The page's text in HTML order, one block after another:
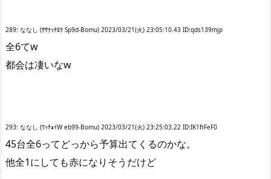
289: ななし (ｻｻｸｯﾃﾛﾗ Sp9d-Bomu) 2023/03/21(火) 23:05:10.43 ID:qds139mjp
全6てw
都会は凄いなw
293: ななし (ﾜｯﾁｮｲW eb99-Bomu) 2023/03/21(火) 23:25:03.22 ID:IK1frFeF0
45台全6ってどっから予算出てくるのかな。
他全1にしても赤になりそうだけど